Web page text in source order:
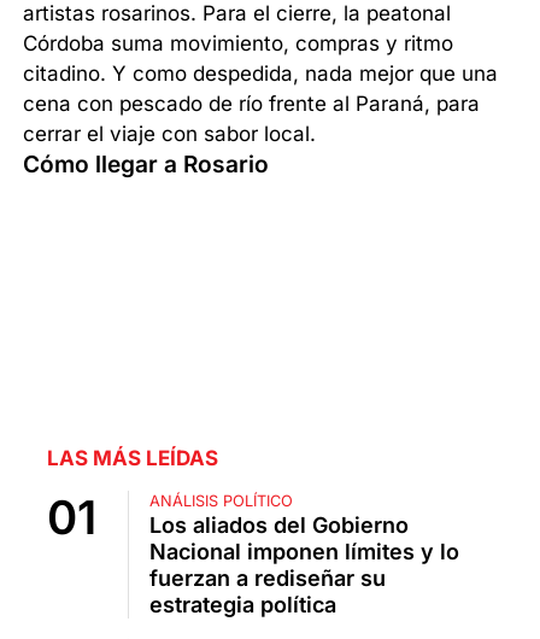
artistas rosarinos. Para el cierre, la peatonal
Córdoba suma movimiento, compras y ritmo
citadino. Y como despedida, nada mejor que una
cena con pescado de río frente al Paraná, para
cerrar el viaje con sabor local.
Cómo llegar a Rosario
LAS MÁS LEÍDAS
ANÁLISIS POLÍTICO
Los aliados del Gobierno
Nacional imponen límites y lo
fuerzan a rediseñar su
estrategia política